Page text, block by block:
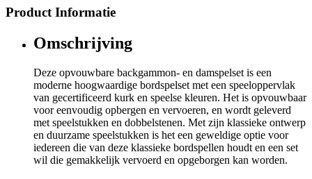
Product Informatie
Omschrijving
Deze opvouwbare backgammon- en damspelset is een
moderne hoogwaardige bordspelset met een speeloppervlak
van gecertificeerd kurk en speelse kleuren. Het is opvouwbaar
voor eenvoudig opbergen en vervoeren, en wordt geleverd
met speelstukken en dobbelstenen. Met zijn klassieke ontwerp
en duurzame speelstukken is het een geweldige optie voor
iedereen die van deze klassieke bordspellen houdt en een set
wil die gemakkelijk vervoerd en opgeborgen kan worden.